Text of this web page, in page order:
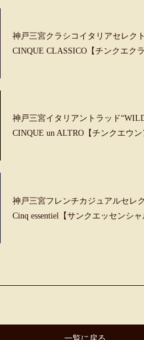
神戸三宮クラシコイタリアセレク
CINQUE CLASSICO【チンクエクラ
神戸三宮イタリアントラッド
CINQUE un ALTRO【チンクエウン
神戸三宮フレンチカジュアルセレ
Cinq essentiel【サンクエッセンシャ